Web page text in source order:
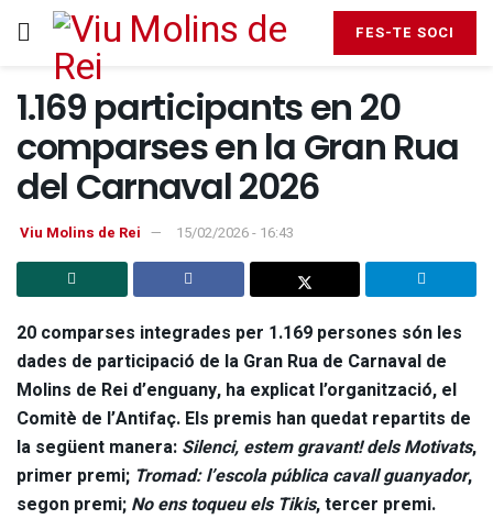
FES-TE SOCI
1.169 participants en 20
comparses en la Gran Rua
del Carnaval 2026
Viu Molins de Rei 15/02/2026 - 16:43
20 comparses integrades per 1.169 persones són les
dades de participació de la Gran Rua de Carnaval de
Molins de Rei d’enguany, ha explicat l’organització, el
Comitè de l’Antifaç. Els premis han quedat repartits de
la següent manera: Silenci, estem gravant! dels Motivats,
primer premi; Tromad: l’escola pública cavall guanyador,
segon premi; No ens toqueu els Tikis, tercer premi.